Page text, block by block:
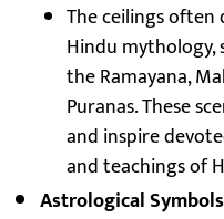
The ceilings often
Hindu mythology,
the Ramayana,
Puranas. These
and inspire
and teachings of
Astrological